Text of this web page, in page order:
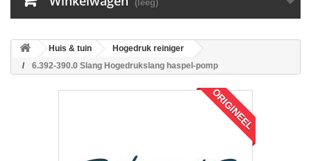
(leeg)
Huis & tuin
Hogedruk reiniger
6.392-390.0 Slang Hogedrukslang haspel-pomp
ORIGINEEL